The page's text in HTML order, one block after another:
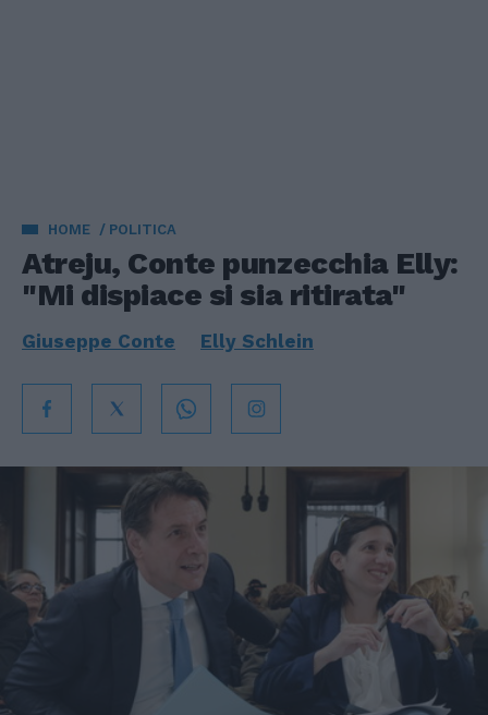
HOME POLITICA
Atreju, Conte punzecchia Elly:
"Mi dispiace si sia ritirata"
Giuseppe Conte Elly Schlein